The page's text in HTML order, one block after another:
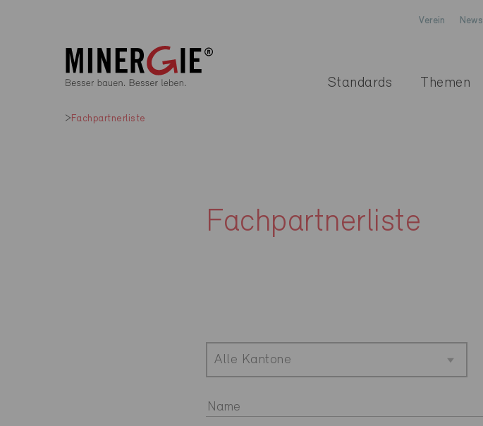
Verein News
Standards Themen
Fachpartnerliste
Fachpartnerliste
Alle Kantone